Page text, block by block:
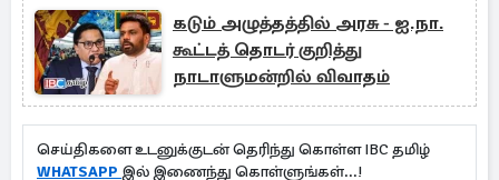
கடும் அழுத்தத்தில் அரசு - ஐ.நா.
கூட்டத் தொடர் குறித்து
நாடாளுமன்றில் விவாதம்
செய்திகளை உடனுக்குடன் தெரிந்து கொள்ள IBC தமிழ்
WHATSAPP இல் இணைந்து கொள்ளுங்கள்...!